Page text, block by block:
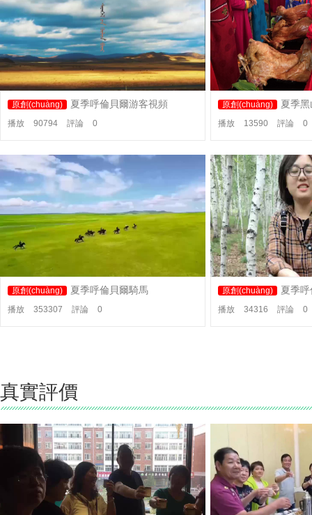
原創(chuàng) 夏季呼倫貝爾游客視頻
播放 90794 評論 0
原創(chuàng) 夏季
播放 13590 評論 0
原創(chuàng) 夏季呼倫貝爾騎馬
播放 353307 評論 0
原創(chuàng) 夏季
播放 34316 評論 0
真實評價